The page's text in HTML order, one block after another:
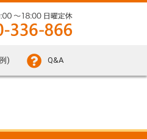
) Q&A